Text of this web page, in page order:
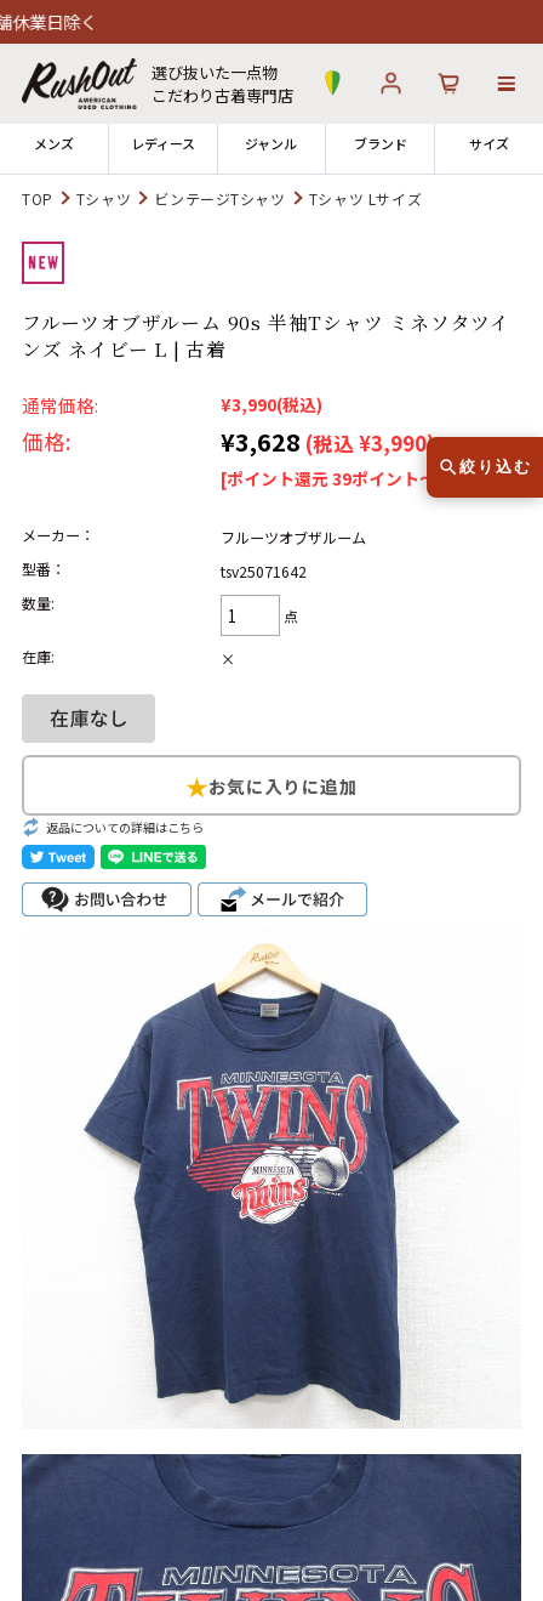
選び抜いた一点物
こだわり古着専門店
メンズ レディース ジャンル ブランド サイズ
店舗一覧
全国7店舗・公式通販の比較 →
発送について 12時までのご注文で当日出荷！
5 ラルフローレン
ブランドから探す
ラルフ ローレン
チャンピオン
パタゴニア
アディダス ナイキ
リーバイス ラッセル・アスレ
チック
カ行 サ行
タ行
マ行
Search by Item
ジャケット スウェット セーター
レディース
雑貨/小物
TOP Tシャツ ビンテージTシャツ Tシャツ Lサイズ
フルーツオブザルーム 90s 半袖Tシャツ ミネソタツイ
ンズ ネイビー L | 古着
通常価格: ¥3,990(税込)
価格: ¥3,628 (税込 ¥3,990)
[ポイント還元 39ポイント～]
メーカー：
フルーツオブザルーム
型番：
tsv25071642
数量:
点
在庫:
×
返品についての詳細はこちら
絞り込む